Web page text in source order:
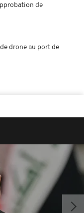
de
drone au port de